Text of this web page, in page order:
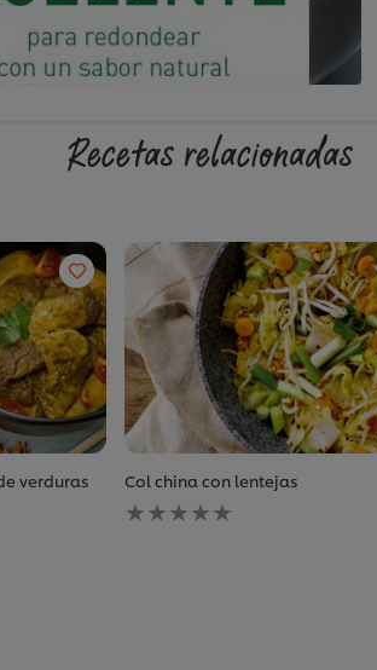
Recetas relacionadas
verduras
Col china con lentejas
No
se